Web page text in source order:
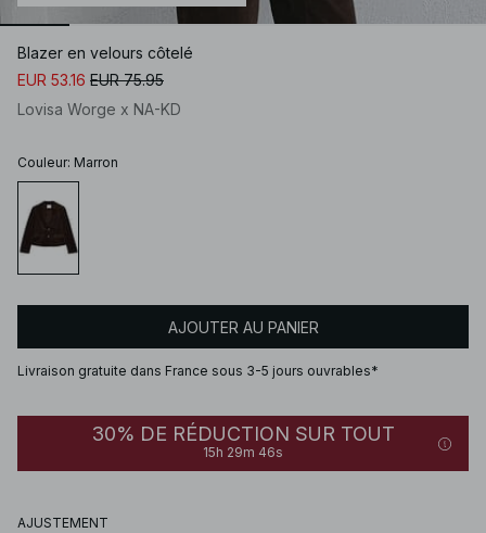
Blazer en velours côtelé
EUR 53.16 EUR 75.95
Lovisa Worge x NA-KD
Couleur: Marron
AJOUTER AU PANIER
Livraison gratuite dans France sous 3-5 jours ouvrables*
30% DE RÉDUCTION SUR TOUT
15h 29m 46s
AJUSTEMENT